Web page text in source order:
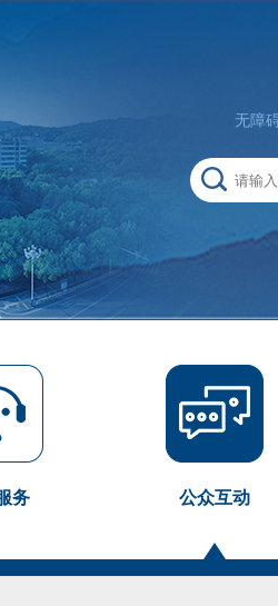
无障
务 公众互动